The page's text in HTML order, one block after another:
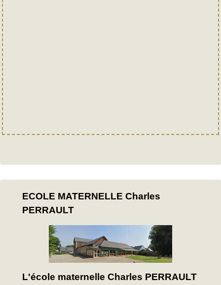
ECOLE MATERNELLE Charles
PERRAULT
L'école maternelle Charles PERRAULT